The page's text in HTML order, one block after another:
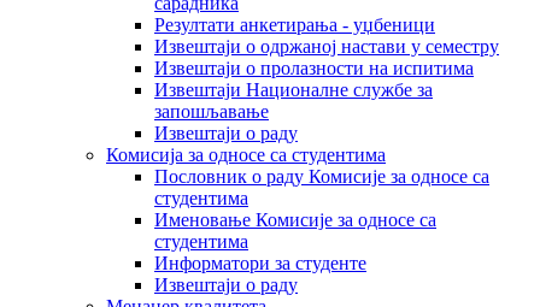
Резултати анкетирања - уџбеници
Извештаји о одржаној настави у семестру
Извештаји о пролазности на испитима
Извештаји Националне службе за
запошљавање
Извештаји о раду
Комисија за односе са студентима
Пословник о раду Комисије за односе са
студентима
Именовање Комисије за односе са
студентима
Информатори за студенте
Извештаји о раду